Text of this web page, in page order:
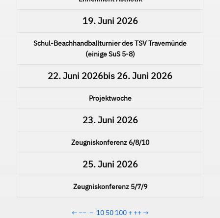
19. Juni 2026
Schul-Beachhandballturnier des TSV Travemünde
(einige SuS 5-8)
22. Juni 2026bis 26. Juni 2026
Projektwoche
23. Juni 2026
Zeugniskonferenz 6/8/10
25. Juni 2026
Zeugniskonferenz 5/7/9
← −− − 10 50 100 + ++→